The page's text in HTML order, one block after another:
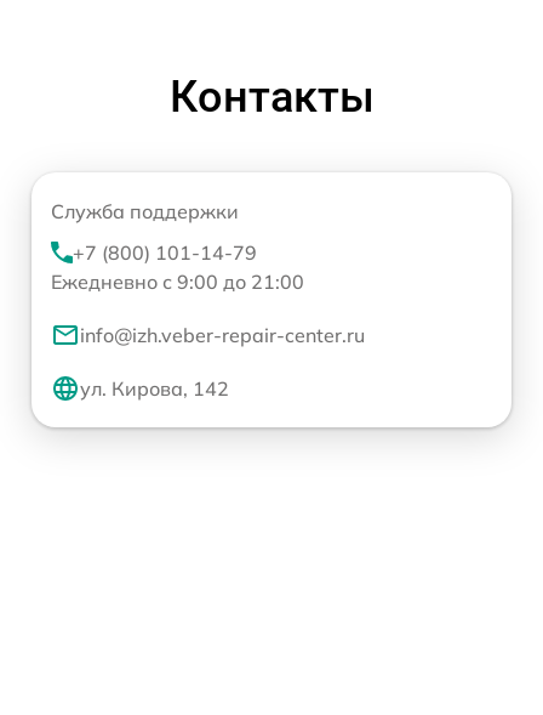
Контакты
Служба поддержки
+7 (800) 101-14-79
Ежедневно с 9:00 до 21:00
info@izh.veber-repair-center.ru
ул. Кирова, 142